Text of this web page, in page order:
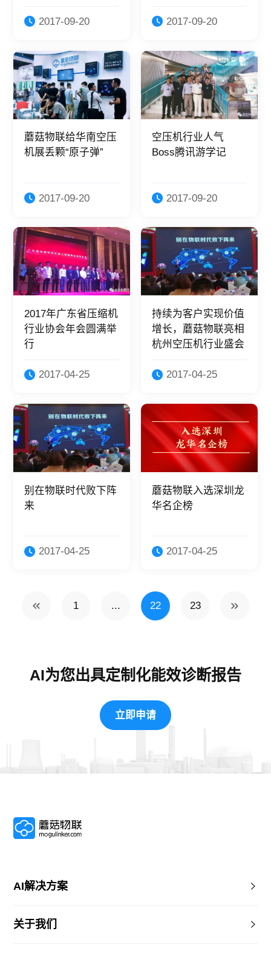
2017-09-20 2017-09-20
蘑菇物联给华南空压
机展丢颗“原子弹”
2017-09-20
空压机行业人气
Boss腾讯游学记
2017-09-20
2017年广东省压缩机
行业协会年会圆满举
行
2017-04-25
持续为客户实现价值
增长，蘑菇物联亮相
杭州空压机行业盛会
2017-04-25
别在物联时代败下阵
来
2017-04-25
蘑菇物联入选深圳龙
华名企榜
2017-04-25
1 ... 22 23
AI为您出具定制化能效诊断报告
立即申请
AI解决方案
关于我们